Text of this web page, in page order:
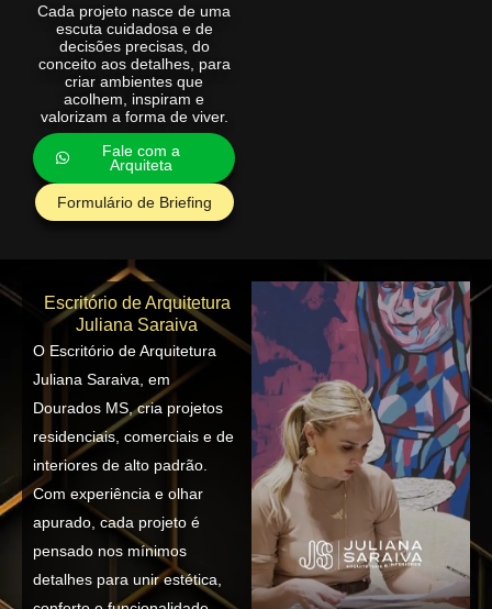
Cada projeto nasce de uma
escuta cuidadosa e de
decisões precisas, do
conceito aos detalhes, para
criar ambientes que
acolhem, inspiram e
valorizam a forma de viver.
Fale com a
Arquiteta
Formulário de Briefing
Escritório de Arquitetura
Juliana Saraiva
O Escritório de Arquitetura
Juliana Saraiva, em
Dourados MS, cria projetos
residenciais, comerciais e de
interiores de alto padrão.
Com experiência e olhar
apurado, cada projeto é
pensado nos mínimos
detalhes para unir estética,